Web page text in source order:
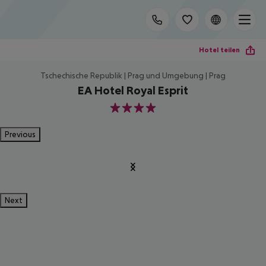
Hotel teilen
Tschechische Republik | Prag und Umgebung | Prag
EA Hotel Royal Esprit
4
Previous
Next